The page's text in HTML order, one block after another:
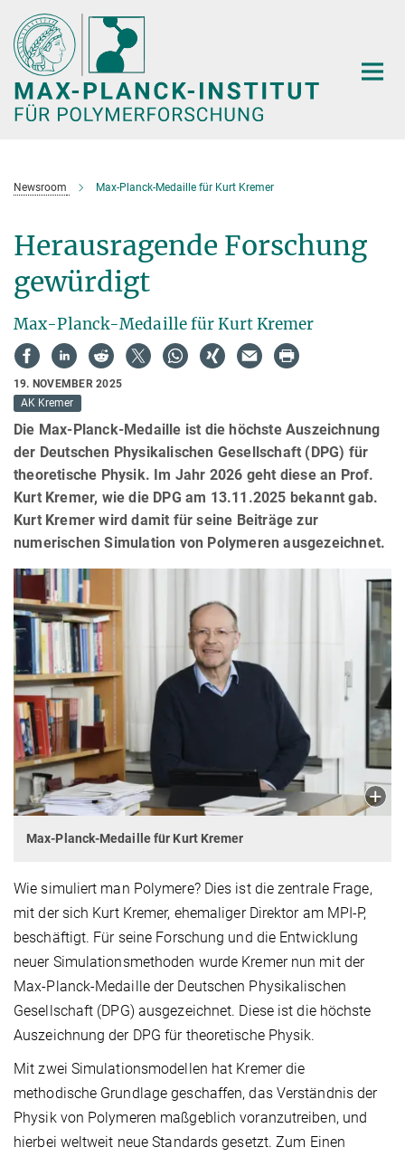
Hauptinhalt
Newsroom Max-Planck-Medaille für Kurt Kremer
Herausragende Forschung
gewürdigt
Max-Planck-Medaille für Kurt Kremer
19. NOVEMBER 2025
AK Kremer
Die Max-Planck-Medaille ist die höchste Auszeichnung
der Deutschen Physikalischen Gesellschaft (DPG) für
theoretische Physik. Im Jahr 2026 geht diese an Prof.
Kurt Kremer, wie die DPG am 13.11.2025 bekannt gab.
Kurt Kremer wird damit für seine Beiträge zur
numerischen Simulation von Polymeren ausgezeichnet.
Max-Planck-Medaille für Kurt Kremer
Wie simuliert man Polymere? Dies ist die zentrale Frage,
mit der sich Kurt Kremer, ehemaliger Direktor am MPI-P,
beschäftigt. Für seine Forschung und die Entwicklung
neuer Simulationsmethoden wurde Kremer nun mit der
Max-Planck-Medaille der Deutschen Physikalischen
Gesellschaft (DPG) ausgezeichnet. Diese ist die höchste
Auszeichnung der DPG für theoretische Physik.
Mit zwei Simulationsmodellen hat Kremer die
methodische Grundlage geschaffen, das Verständnis der
Physik von Polymeren maßgeblich voranzutreiben, und
hierbei weltweit neue Standards gesetzt. Zum Einen